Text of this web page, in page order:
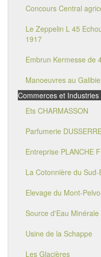
Concours Central
Le Zeppelin L 45
1917
Embrun Kermesse de
Manoeuvres au
Commerces et Industries
Ets CHARMASSON
Parfumerie
Entreprise PLANCHE
La Cotonnière du Sud-
Elevage du Mont-
Source d'Eau
Usine de la Schappe
Les Glacières